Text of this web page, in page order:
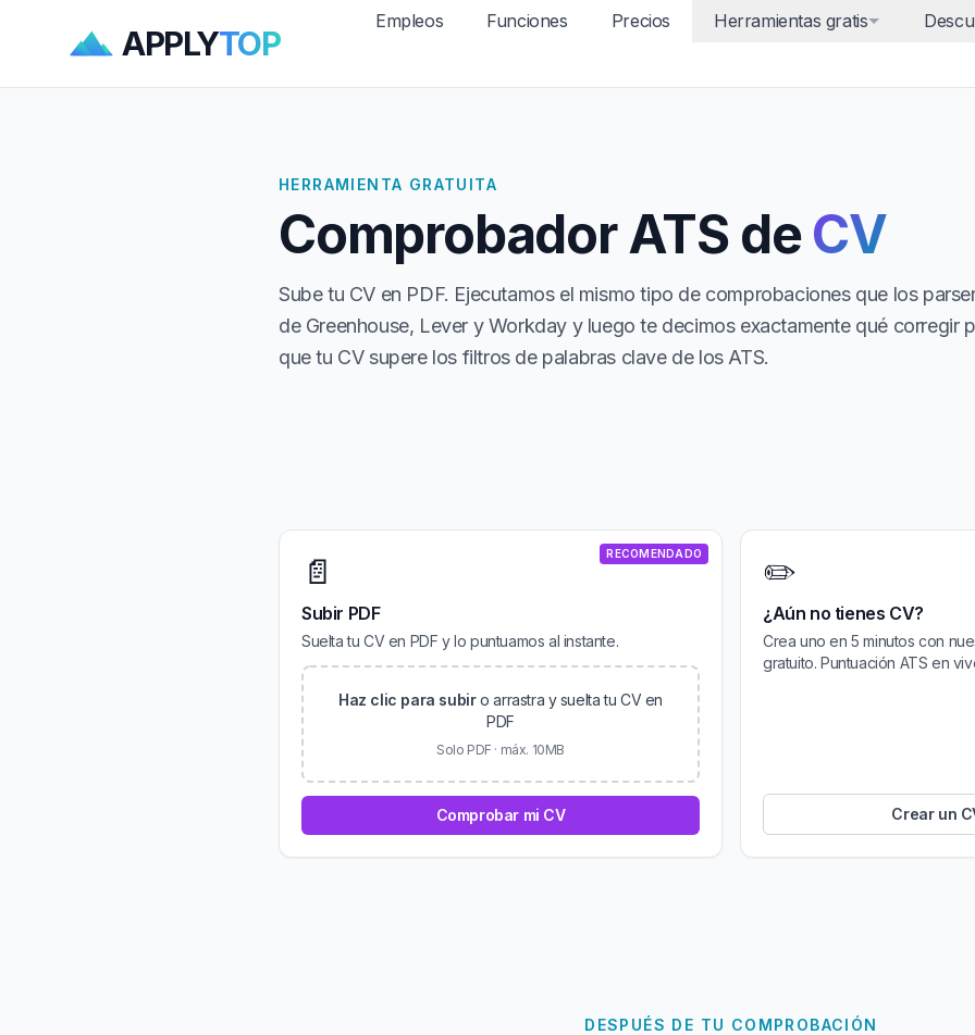
APPLYTOP
Empleos Funciones Precios Herramientas gratis
HERRAMIENTA GRATUITA
Comprobador ATS deCV
Sube tu CV en PDF. Ejecutamos el mismo tipo de comprobaciones que los
de Greenhouse, Lever y Workday y luego te decimos exactamente qué corregir
que tu CV supere los filtros de palabras clave de los ATS.
RECOMENDADO
📄
Subir PDF
Suelta tu CV en PDF y lo puntuamos al instante.
Haz clic para subiro arrastra y suelta tu CV en
PDF
Solo PDF · máx. 10MB
Comprobar mi CV
✏️
¿Aún no tienes CV?
Crea uno en 5 minutos con
gratuito. Puntuación ATS en
Crear un
DESPUÉS DE TU COMPROBACIÓN